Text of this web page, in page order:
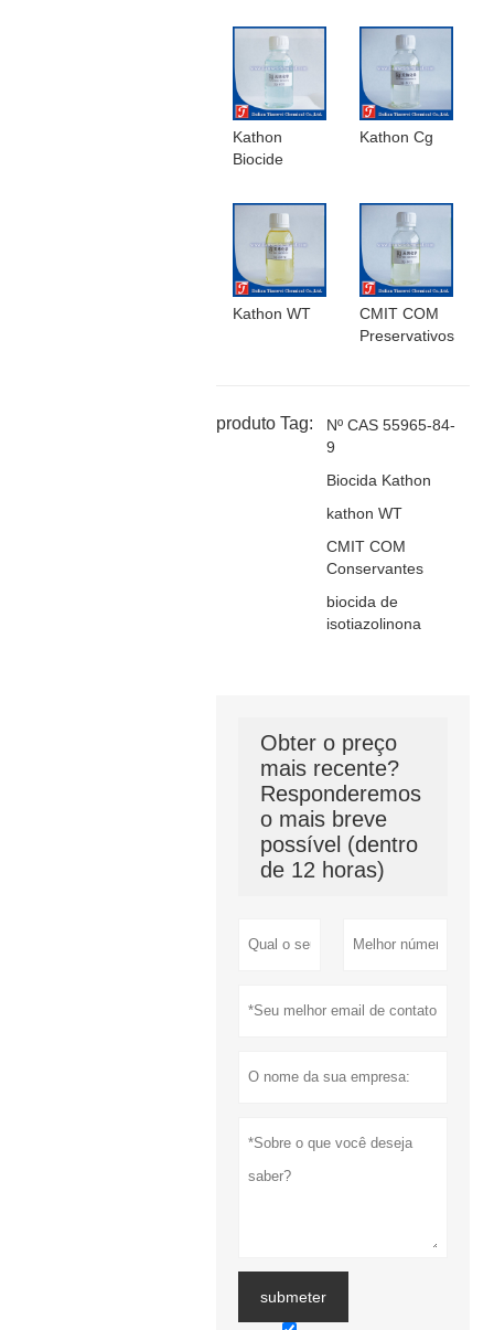
Kathon
Biocide
Kathon Cg
Kathon WT
CMIT COM
Preservativos
produto Tag:
Nº CAS 55965-84-
9
Biocida Kathon
kathon WT
CMIT COM
Conservantes
biocida de
isotiazolinona
Obter o preço
mais recente?
Responderemos
o mais breve
possível (dentro
de 12 horas)
submeter